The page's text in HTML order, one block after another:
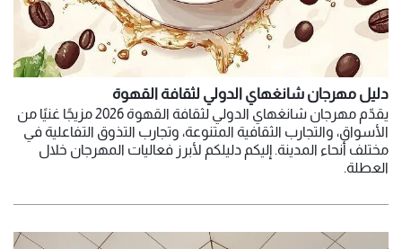
دليل مهرجان شانغهاي الدولي لثقافة القهوة
يقدّم مهرجان شانغهاي الدولي لثقافة القهوة 2026 مزيجًا غنيًا من
الأسواق، والتجارب الثقافية المتنوعة، وتجارب التذوق التفاعلية في
مختلف أنحاء المدينة. إليكم دليلكم لأبرز فعاليات المهرجان خلال
العطلة.